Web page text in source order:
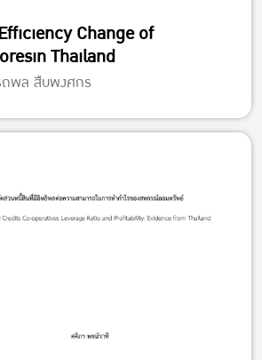
Change of
Thailand
พล สืบพงศกร